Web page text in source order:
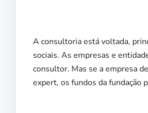
A consultoria está voltada,
sociais. As empresas e
consultor. Mas se a empresa
expert, os fundos da fundação